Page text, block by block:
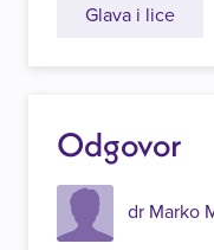
Glava i lice
Odgovor
dr Marko